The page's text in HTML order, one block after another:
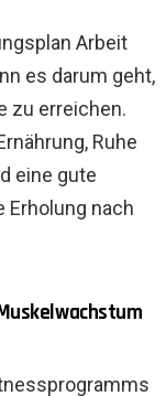
Arbeit
es darum geht,
zu erreichen.
Ruhe
eine gute
nach